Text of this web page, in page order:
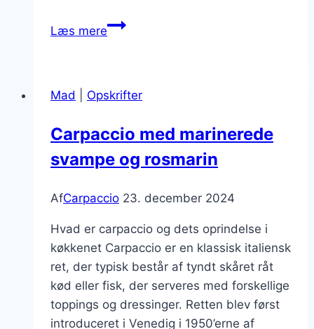
Læs mereCarpaccio
bær
Mad Opskrifter
Carpaccio med marinerede
svampe og rosmarin
AfCarpaccio 23. december 2024
Hvad er carpaccio og dets oprindelse i
køkkenet Carpaccio er en klassisk italiensk
ret, der typisk består af tyndt skåret råt
kød eller fisk, der serveres med forskellige
toppings og dressinger. Retten blev først
introduceret i Venedig i 1950’erne af